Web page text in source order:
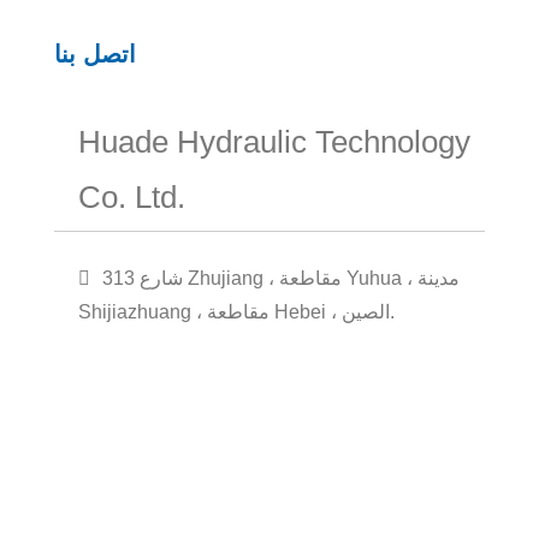
اتصل بنا
Huade Hydraulic Technology
Co. Ltd.
313 شارع Zhujiang ، مقاطعة Yuhua ، مدينة
Shijiazhuang ، مقاطعة Hebei ، الصين.